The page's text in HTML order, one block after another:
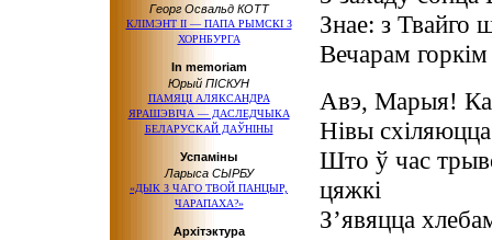
Георг Освальд КОТТ
КЛІМЭНТ ІІ — ПАПА РЫМСКІ З
ХОРНБУРГА
In memoriam
Юрый ПІСКУН
ПАМЯЦІ АЛЯКСАНДРА
ЯРАШЭВІЧА — ДАСЛЕДЧЫКА
БЕЛАРУСКАЙ ДАЎНІНЫ
Успаміны
Ларыса СЫРБУ
«ДЫК З ЧАГО ТВОЙ ПАНЦЫР,
ЧАРАПАХА?»
Архітэктура
Знае: з Твайго
Вечарам
Авэ, Марыя!
Нівы
Што ў час
цяжкі
З’явяцца